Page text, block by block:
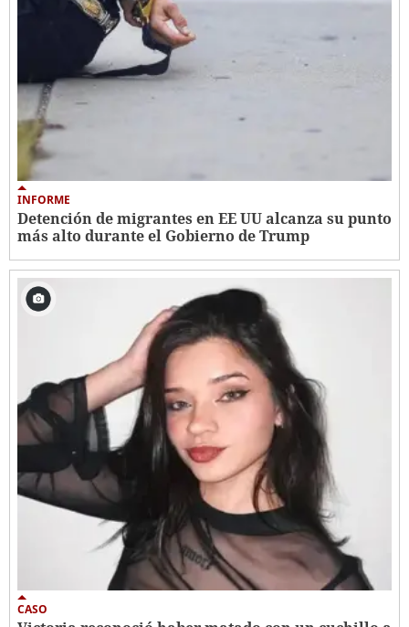
INFORME
Detención de migrantes en EE UU alcanza su punto
más alto durante el Gobierno de Trump
CASO